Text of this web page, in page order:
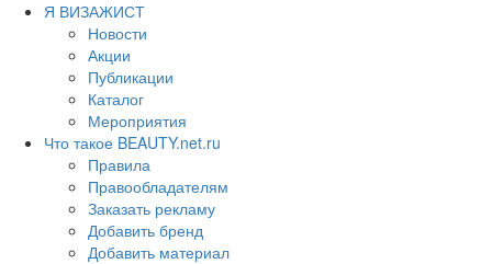
Я ВИЗАЖИСТ
Новости
Акции
Публикации
Каталог
Мероприятия
Что такое BEAUTY.net.ru
Правила
Правообладателям
Заказать рекламу
Добавить бренд
Добавить материал